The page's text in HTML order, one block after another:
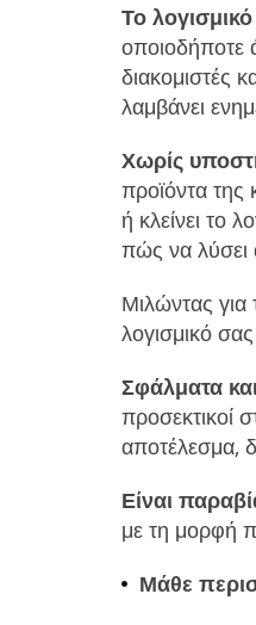
Το
οποιοδήποτε
διακομιστές
λαμβάνει
Χωρίς
προϊόντα της
ή κλείνει το
πώς να λύσει
Μιλώντας
λογισμικό
Σφάλματα
προσεκτικοί
αποτέλεσμα,
Είναι
με τη μορφή
Μάθε